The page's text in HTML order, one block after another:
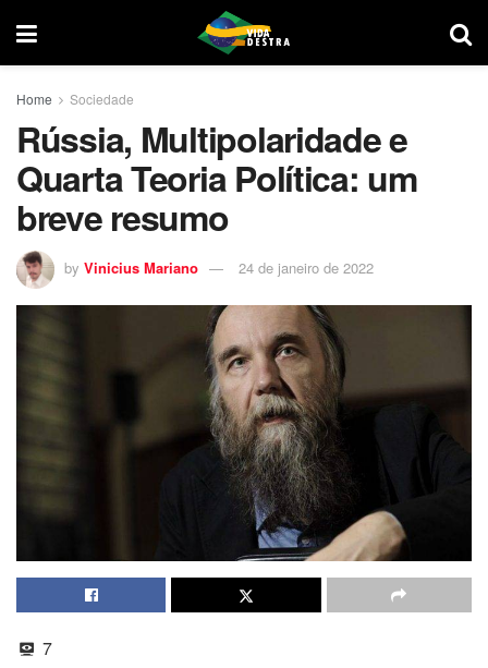
Home Sociedade
Rússia, Multipolaridade e
Quarta Teoria Política: um
breve resumo
by Vinicius Mariano 24 de janeiro de 2022
7